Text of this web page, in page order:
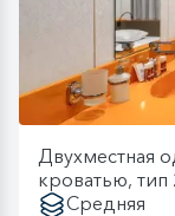
Двухместная
кроватью, тип
Средняя